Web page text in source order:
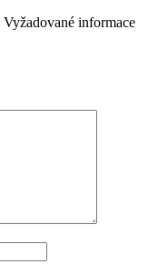
Vyžadované informace